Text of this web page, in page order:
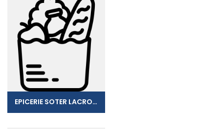
EPICERIE SOTER LACROIX